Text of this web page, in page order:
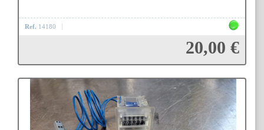
Ref. 14180
20,00 €
Añadir a la cesta